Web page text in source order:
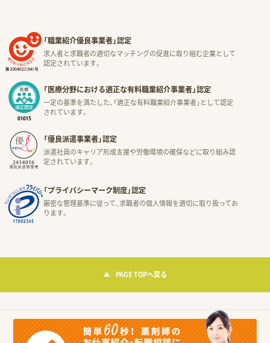
「職業紹介優良事業者」認定
求人者と求職者の適切なマッチングの促進に取り組む企業として
認定されています。
「医療分野における適正な有料職業紹介事業者」認定
一定の基準を満たした、「適正な有料職業紹介事業者」として認定
されています。
「優良派遣事業者」認定
派遣社員のキャリア形成支援や労働環境の確保などに取り組み認
定されています。
「プライバシーマーク制度」認定
厳密な管理基準に従って、求職者の個人情報を適切に取り扱ってお
ります。
PAGE TOPへ戻る